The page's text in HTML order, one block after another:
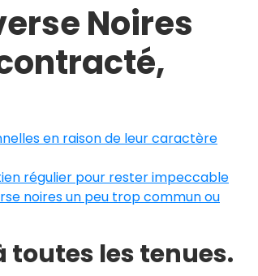
Noires
en raison de leur caractère
régulier pour rester impeccable
noires un peu trop commun ou
toutes les tenues.